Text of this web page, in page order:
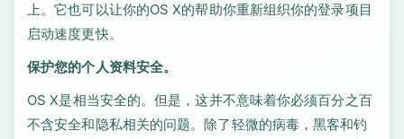
上。它也可以让你的OS X的帮助你重新组织你的登录项目
启动速度更快。
保护您的个人资料安全。
OS X是相当安全的。但是，这并不意味着你必须百分之百
不含安全和隐私相关的问题。除了轻微的病毒，黑客和钓